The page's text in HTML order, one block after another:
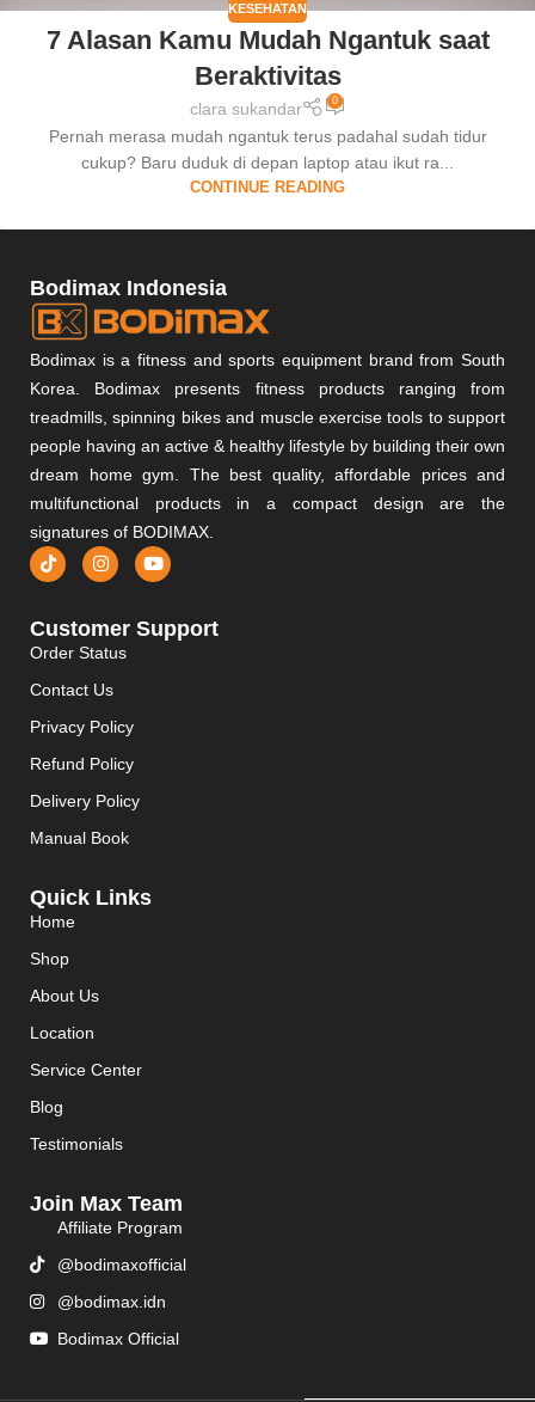
KESEHATAN
7 Alasan Kamu Mudah Ngantuk saat
Beraktivitas
clara sukandar 0
Pernah merasa mudah ngantuk terus padahal sudah tidur
cukup? Baru duduk di depan laptop atau ikut ra...
CONTINUE READING
Bodimax Indonesia
Bodimax is a fitness and sports equipment brand from South
Korea. Bodimax presents fitness products ranging from
treadmills, spinning bikes and muscle exercise tools to support
people having an active & healthy lifestyle by building their own
dream home gym. The best quality, affordable prices and
multifunctional products in a compact design are the
signatures of BODIMAX.
Customer Support
Order Status
Contact Us
Privacy Policy
Refund Policy
Delivery Policy
Manual Book
Quick Links
Home
Shop
About Us
Location
Service Center
Blog
Testimonials
Join Max Team
Affiliate Program
@bodimaxofficial
@bodimax.idn
Bodimax Official